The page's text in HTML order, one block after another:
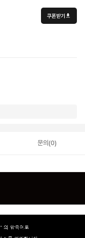
쿠폰받기
문의(0)